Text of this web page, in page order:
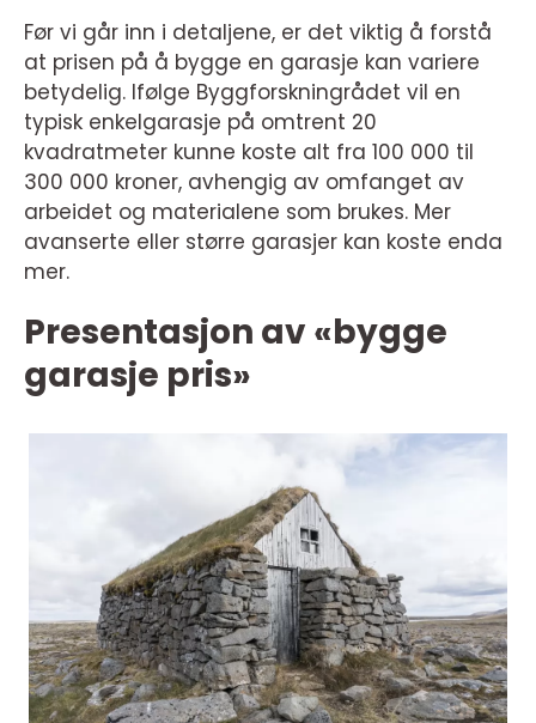
Før vi går inn i detaljene, er det viktig å forstå
at prisen på å bygge en garasje kan variere
betydelig. Ifølge Byggforskningrådet vil en
typisk enkelgarasje på omtrent 20
kvadratmeter kunne koste alt fra 100 000 til
300 000 kroner, avhengig av omfanget av
arbeidet og materialene som brukes. Mer
avanserte eller større garasjer kan koste enda
mer.
Presentasjon av «bygge
garasje pris»